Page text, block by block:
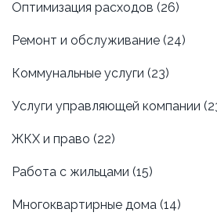
Оптимизация расходов (26)
Ремонт и обслуживание (24)
Коммунальные услуги (23)
Услуги управляющей компании
ЖКХ и право (22)
Работа с жильцами (15)
Многоквартирные дома (14)